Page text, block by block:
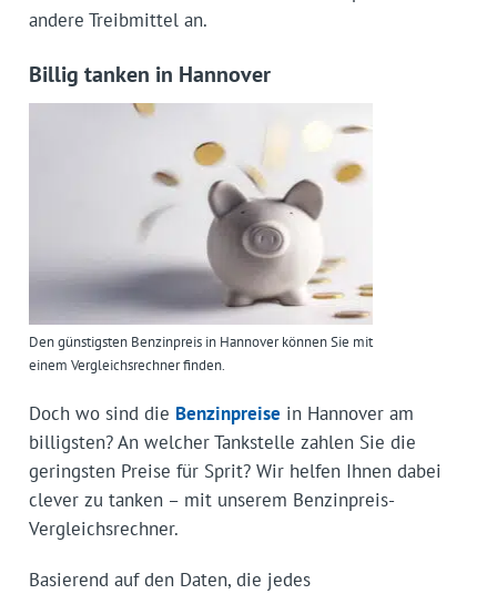
andere Treibmittel an.
Billig tanken in Hannover
Den günstigsten Benzinpreis in Hannover können Sie mit
einem Vergleichsrechner finden.
Doch wo sind die Benzinpreise in Hannover am
billigsten? An welcher Tankstelle zahlen Sie die
geringsten Preise für Sprit? Wir helfen Ihnen dabei
clever zu tanken – mit unserem Benzinpreis-
Vergleichsrechner.
Basierend auf den Daten, die jedes